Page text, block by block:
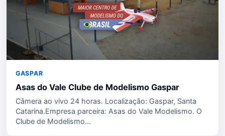
GASPAR
Asas do Vale Clube de Modelismo Gaspar
Câmera ao vivo 24 horas. Localização: Gaspar, Santa
Catarina.Empresa parceira: Asas do Vale Modelismo. O
Clube de Modelismo…